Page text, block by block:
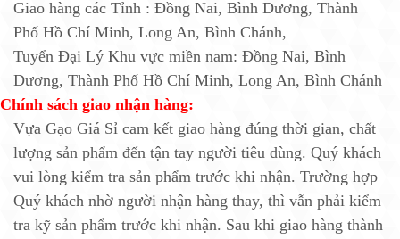
Giao hàng các Tỉnh : Đồng Nai, Bình Dương, Thành
Phố Hồ Chí Minh, Long An, Bình Chánh,
Tuyển Đại Lý Khu vực miền nam: Đồng Nai, Bình
Dương, Thành Phố Hồ Chí Minh, Long An, Bình Chánh
Chính sách giao nhận hàng:
Vựa Gạo Giá Sỉ cam kết giao hàng đúng thời gian, chất
lượng sản phẩm đến tận tay người tiêu dùng. Quý khách
vui lòng kiểm tra sản phẩm trước khi nhận. Trường hợp
Quý khách nhờ người nhận hàng thay, thì vẫn phải kiểm
tra kỹ sản phẩm trước khi nhận. Sau khi giao hàng thành